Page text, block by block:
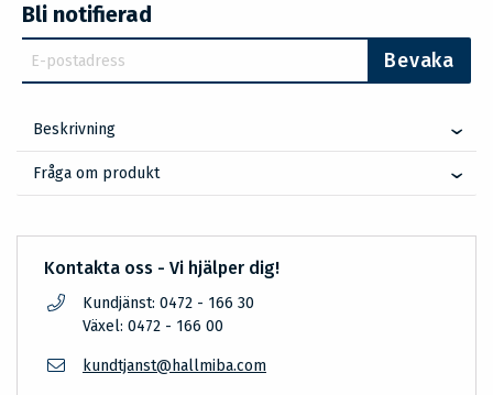
Bli notifierad
Bevaka
Beskrivning
Fråga om produkt
Kontakta oss - Vi hjälper dig!
Kundjänst: 0472 - 166 30
Växel: 0472 - 166 00
kundtjanst@hallmiba.com